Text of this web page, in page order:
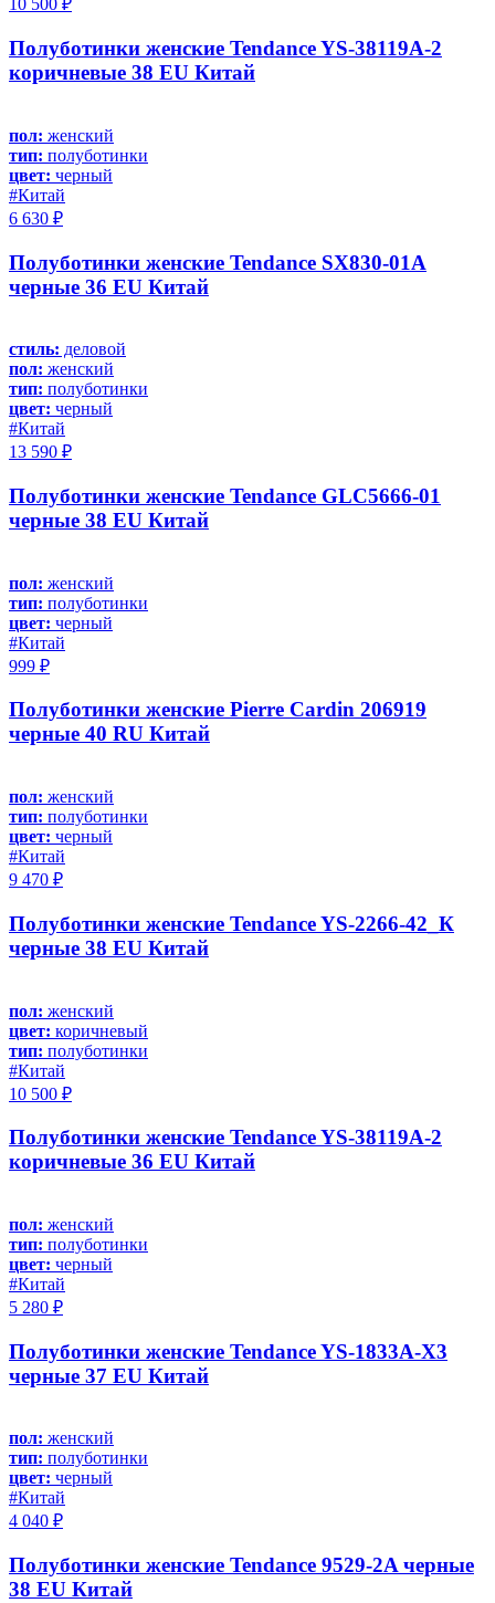
10 500 ₽
Полуботинки женские Tendance YS-38119A-2
коричневые 38 EU Китай
пол: женский
тип: полуботинки
цвет: черный
#Китай
6 630 ₽
Полуботинки женские Tendance SX830-01A
черные 36 EU Китай
стиль: деловой
пол: женский
тип: полуботинки
цвет: черный
#Китай
13 590 ₽
Полуботинки женские Tendance GLC5666-01
черные 38 EU Китай
пол: женский
тип: полуботинки
цвет: черный
#Китай
999 ₽
Полуботинки женские Pierre Cardin 206919
черные 40 RU Китай
пол: женский
тип: полуботинки
цвет: черный
#Китай
9 470 ₽
Полуботинки женские Tendance YS-2266-42_К
черные 38 EU Китай
пол: женский
цвет: коричневый
тип: полуботинки
#Китай
10 500 ₽
Полуботинки женские Tendance YS-38119A-2
коричневые 36 EU Китай
пол: женский
тип: полуботинки
цвет: черный
#Китай
5 280 ₽
Полуботинки женские Tendance YS-1833A-X3
черные 37 EU Китай
пол: женский
тип: полуботинки
цвет: черный
#Китай
4 040 ₽
Полуботинки женские Tendance 9529-2A черные
38 EU Китай